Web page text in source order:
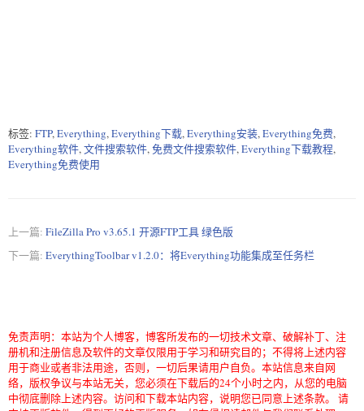
标签: FTP,Everything,Everything下载,Everything安装,Everything免费,
Everything软件,文件搜索软件,免费文件搜索软件,Everything下载教程,
Everything免费使用
上一篇: FileZilla Pro v3.65.1 开源FTP工具 绿色版
下一篇: EverythingToolbar v1.2.0：将Everything功能集成至任务栏
免责声明：本站为个人博客，博客所发布的一切技术文章、破解补丁、注
册机和注册信息及软件的文章仅限用于学习和研究目的；不得将上述内容
用于商业或者非法用途，否则，一切后果请用户自负。本站信息来自网
络，版权争议与本站无关，您必须在下载后的24个小时之内，从您的电脑
中彻底删除上述内容。访问和下载本站内容，说明您已同意上述条款。 请